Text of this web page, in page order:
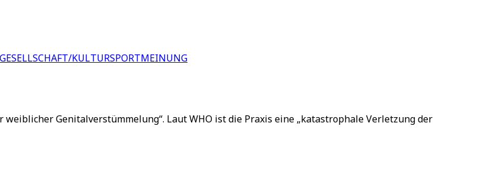
GESELLSCHAFT/KULTURSPORTMEINUNG
Genitalverstümmelung“. Laut WHO ist die Praxis eine „katastrophale Verletzung der